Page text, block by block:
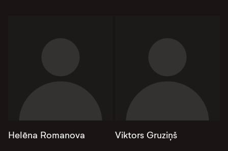
Helēna Romanova Viktors Gruziņš